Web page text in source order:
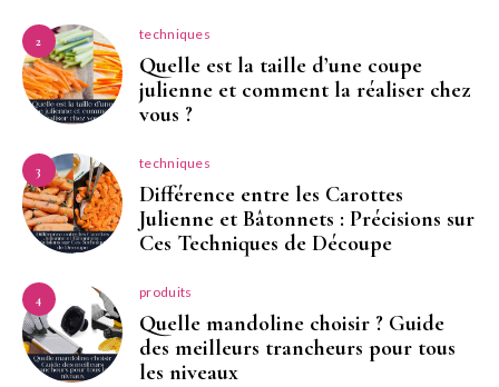
2 techniques
Quelle est la taille d’une coupe
julienne et comment la réaliser chez
vous ?
3 techniques
Différence entre les Carottes
Julienne et Bâtonnets : Précisions sur
Ces Techniques de Découpe
4 produits
Quelle mandoline choisir ? Guide
des meilleurs trancheurs pour tous
les niveaux